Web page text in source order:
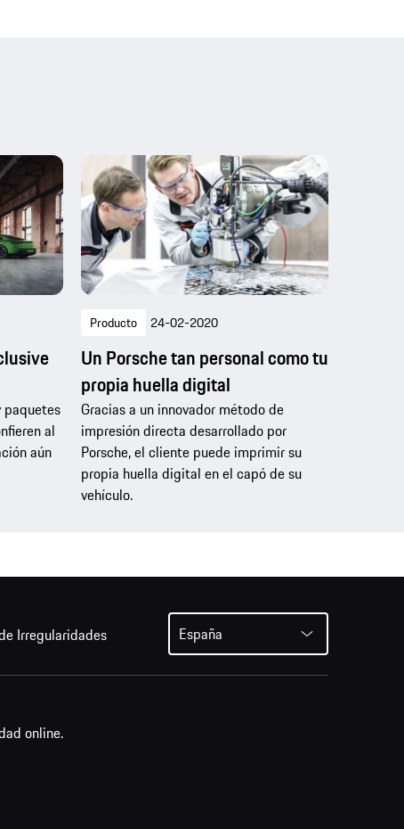
al
aún
Producto 24-02-2020
Un Porsche tan personal como tu
propia huella digital
Gracias a un innovador método de
impresión directa desarrollado por
Porsche, el cliente puede imprimir su
propia huella digital en el capó de su
vehículo.
Irregularidades España
online.